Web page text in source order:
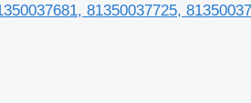
81350037725,